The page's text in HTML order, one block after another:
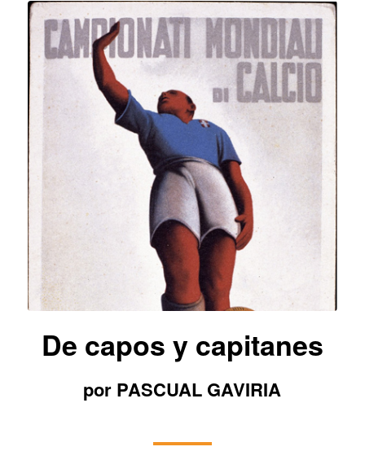
De capos y capitanes
por PASCUAL GAVIRIA